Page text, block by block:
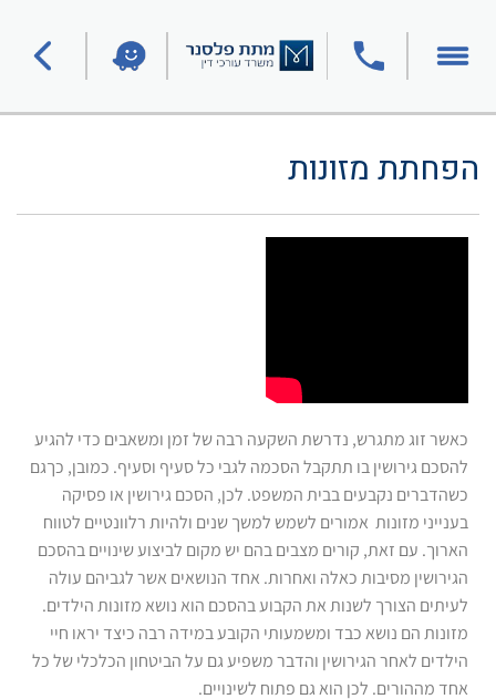
הפחתת מזונות
כאשר זוג מתגרש, נדרשת השקעה רבה של זמן ומשאבים כדי להגיע
להסכם גירושין בו תתקבל הסכמה לגבי כל סעיף וסעיף. כמובן, כךגם
כשהדברים נקבעים בבית המשפט. לכן, הסכם גירושין או פסיקה
בענייני מזונות אמורים לשמש למשך שנים ולהיות רלוונטיים לטווח
הארוך. עם זאת, קורים מצבים בהם יש מקום לביצוע שינויים בהסכם
הגירושין מסיבות כאלה ואחרות. אחד הנושאים אשר לגביהם עולה
לעיתים הצורך לשנות את הקבוע בהסכם הוא נושא מזונות הילדים.
מזונות הם נושא כבד ומשמעותי הקובע במידה רבה כיצד יראו חיי
הילדים לאחר הגירושין והדבר משפיע גם על הביטחון הכלכלי של כל
אחד מההורים. לכן הוא גם פתוח לשינויים.